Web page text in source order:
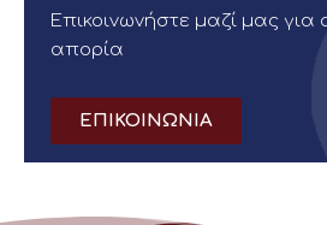
Επικοινωνήστε μαζί μας
απορία
ΕΠΙΚΟΙΝΩΝΙΑ